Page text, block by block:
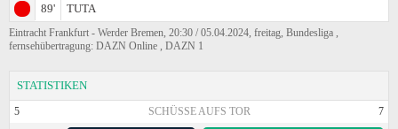
89'
TUTA
Eintracht Frankfurt - Werder Bremen, 20:30 / 05.04.2024, freitag, Bundesliga ,
fernsehübertragung: DAZN Online , DAZN 1
STATISTIKEN
5 SCHÜSSE AUFS TOR 7